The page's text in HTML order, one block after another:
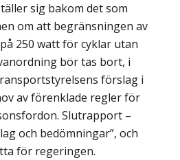
sig bakom det som
om att begränsningen av
250 watt för cyklar utan
bör tas bort, i
förslag i
av förenklade regler för
Slutrapport –
och bedömningar”, och
för regeringen.